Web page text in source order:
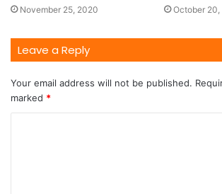
November 25, 2020 October
Leave a Reply
Your email address will not be published.
marked *